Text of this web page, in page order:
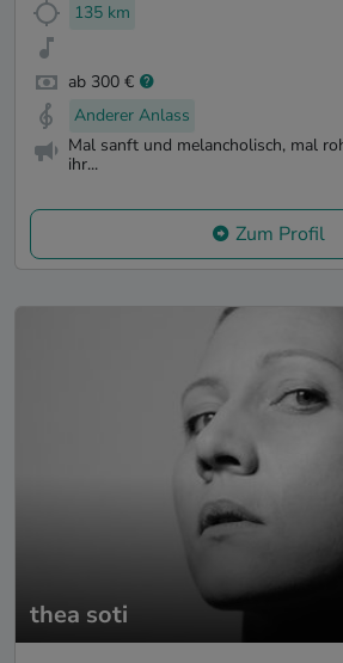
135 km
ab 300 €
Anderer Anlass
Mal sanft und melancholisch, mal
ihr...
Zum Profil
thea soti